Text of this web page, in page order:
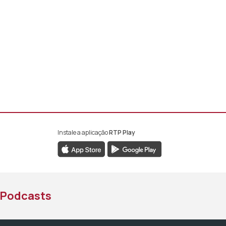
da RTP África
da RTP África
YouTube da RTP África
Instale a aplicaçãoRTP Play
Podcasts